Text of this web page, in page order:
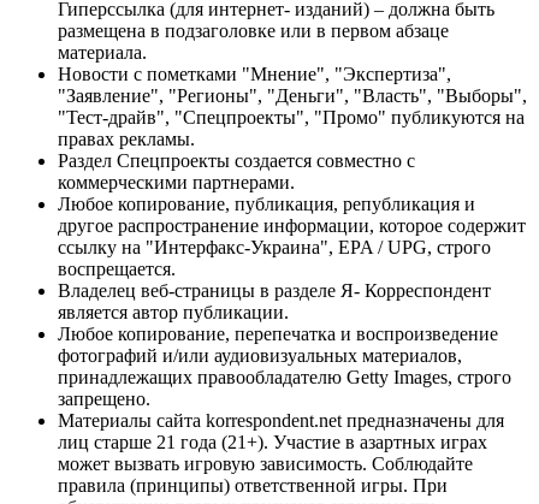
Гиперссылка (для интернет- изданий) – должна быть
размещена в подзаголовке или в первом абзаце
материала.
Новости с пометками "Мнение", "Экспертиза",
"Заявление", "Регионы", "Деньги", "Власть", "Выборы",
"Тест-драйв", "Спецпроекты", "Промо" публикуются на
правах рекламы.
Раздел Спецпроекты создается совместно с
коммерческими партнерами.
Любое копирование, публикация, републикация и
другое распространение информации, которое содержит
ссылку на "Интерфакс-Украина", EPA / UPG, строго
воспрещается.
Владелец веб-страницы в разделе Я- Корреспондент
является автор публикации.
Любое копирование, перепечатка и воспроизведение
фотографий и/или аудиовизуальных материалов,
принадлежащих правообладателю Getty Images, строго
запрещено.
Материалы сайта korrespondent.net предназначены для
лиц старше 21 года (21+). Участие в азартных играх
может вызвать игровую зависимость. Соблюдайте
правила (принципы) ответственной игры. При